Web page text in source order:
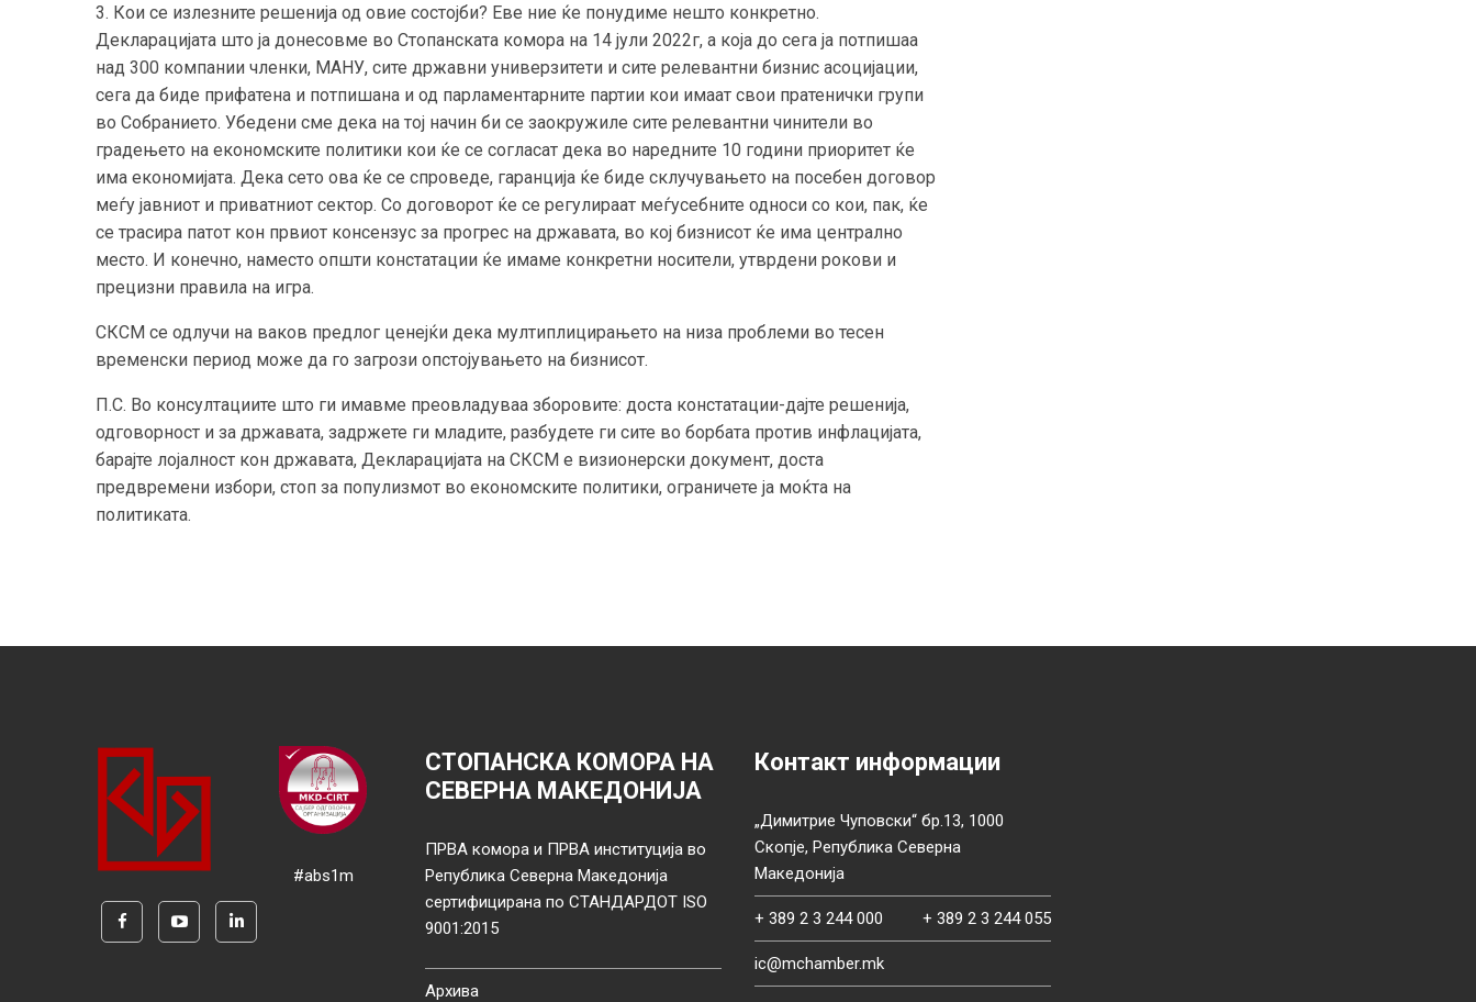
3. Кои се излезните решенија од овие состојби? Еве ние ќе понудиме нешто конкретно.
Декларацијата што ја донесовме во Стопанската комора на 14 јули 2022г, а која до сега ја потпишаа
над 300 компании членки, МАНУ, сите државни универзитети и сите релевантни бизнис асоцијации,
сега да биде прифатена и потпишана и од парламентарните партии кои имаат свои пратенички групи
во Собранието. Убедени сме дека на тој начин би се заокружиле сите релевантни чинители во
градењето на економските политики кои ќе се согласат дека во наредните 10 години приоритет ќе
има економијата. Дека сето ова ќе се спроведе, гаранција ќе биде склучувањето на посебен договор
меѓу јавниот и приватниот сектор. Со договорот ќе се регулираат меѓусебните односи со кои, пак, ќе
се трасира патот кон првиот консензус за прогрес на државата, во кој бизнисот ќе има централно
место. И конечно, наместо општи констатации ќе имаме конкретни носители, утврдени рокови и
прецизни правила на игра.
СКСМ се одлучи на ваков предлог ценејќи дека мултиплицирањето на низа проблеми во тесен
временски период може да го загрози опстојувањето на бизнисот.
П.С. Во консултациите што ги имавме преовладуваа зборовите: доста констатации-дајте решенија,
одговорност и за државата, задржете ги младите, разбудете ги сите во борбата против инфлацијата,
барајте лојалност кон државата, Декларацијата на СКСМ е визионерски документ, доста
предвремени избори, стоп за популизмот во економските политики, ограничете ја моќта на
политиката.
#abs1m
СТОПАНСКА КОМОРА НА
СЕВЕРНА МАКЕДОНИЈА
ПРВА комора и ПРВА институција во
Република Северна Македонија
сертифицирана по СТАНДАРДОТ ISO
9001:2015
Архива
Контакт информации
„Димитрие Чуповски“ бр.13, 1000
Скопје, Република Северна
Македонија
+ 389 2 3 244 000 + 389 2 3 244 055
ic@mchamber.mk